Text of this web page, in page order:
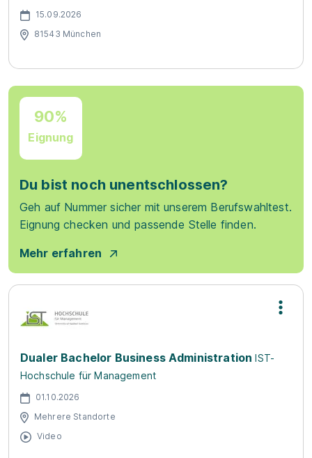
15.09.2026
81543 München
90%
Eignung
Du bist noch unentschlossen?
Geh auf Nummer sicher mit unserem Berufswahltest.
Eignung checken und passende Stelle finden.
Mehr erfahren
Dualer Bachelor Business Administration IST-
Hochschule für Management
01.10.2026
Mehrere Standorte
Video